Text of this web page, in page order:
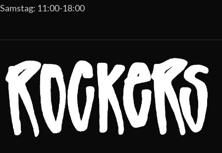
Samstag: 11:00-18:00